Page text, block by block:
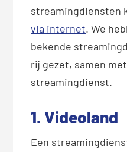
streamingdiensten
via internet. We
bekende
rij gezet, samen
streamingdienst.
1. Videoland
Een